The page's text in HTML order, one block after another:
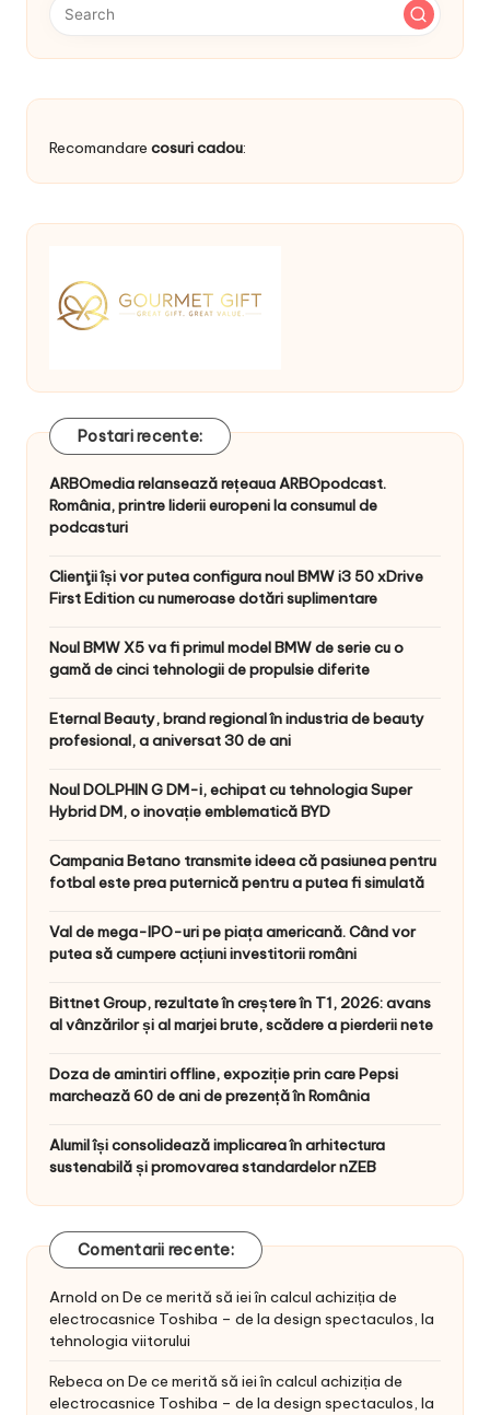
Recomandare cosuri cadou:
Postari recente:
ARBOmedia relansează rețeaua ARBOpodcast.
România, printre liderii europeni la consumul de
podcasturi
Clienţii își vor putea configura noul BMW i3 50 xDrive
First Edition cu numeroase dotări suplimentare
Noul BMW X5 va fi primul model BMW de serie cu o
gamă de cinci tehnologii de propulsie diferite
Eternal Beauty, brand regional în industria de beauty
profesional, a aniversat 30 de ani
Noul DOLPHIN G DM-i, echipat cu tehnologia Super
Hybrid DM, o inovație emblematică BYD
Campania Betano transmite ideea că pasiunea pentru
fotbal este prea puternică pentru a putea fi simulată
Val de mega-IPO-uri pe piața americană. Când vor
putea să cumpere acțiuni investitorii români
Bittnet Group, rezultate în creștere în T1, 2026: avans
al vânzărilor și al marjei brute, scădere a pierderii nete
Doza de amintiri offline, expoziție prin care Pepsi
marchează 60 de ani de prezență în România
Alumil își consolidează implicarea în arhitectura
sustenabilă și promovarea standardelor nZEB
Comentarii recente:
Arnold on De ce merită să iei în calcul achiziția de
electrocasnice Toshiba – de la design spectaculos, la
tehnologia viitorului
Rebeca on De ce merită să iei în calcul achiziția de
electrocasnice Toshiba – de la design spectaculos, la